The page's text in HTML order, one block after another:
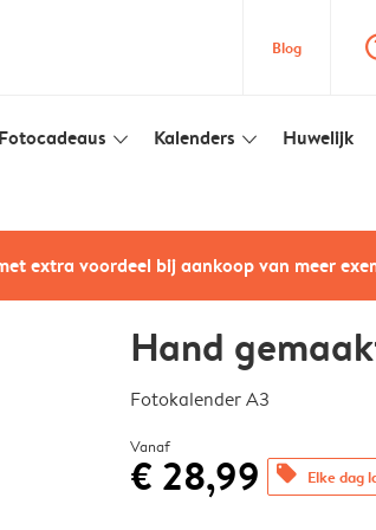
Blog
Fotocadeaus slim_arrow_down Kalenders slim_arrow_down Huwelijk
extra voordeel bij aankoop van meer
Hand
Fotokalender A3
Vanaf
€ 28,99 offers Elke dag